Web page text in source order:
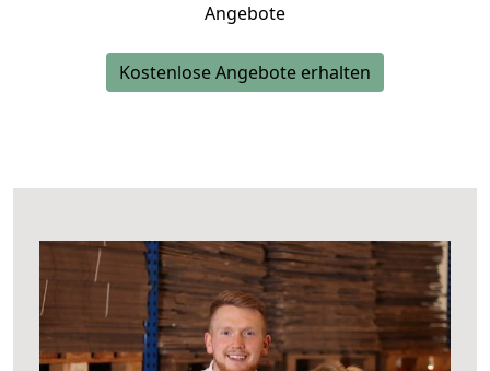
Angebote
Kostenlose Angebote erhalten